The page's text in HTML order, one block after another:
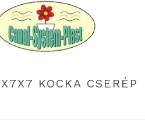
KOCKA CSERÉP